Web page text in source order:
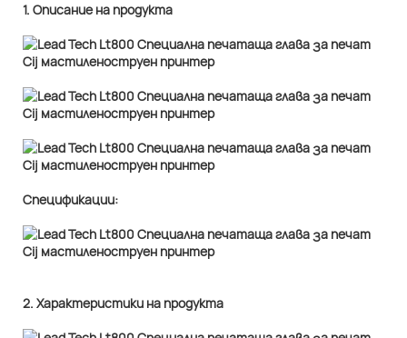
1. Описание на продукта
Спецификации:
2. Характеристики на продукта